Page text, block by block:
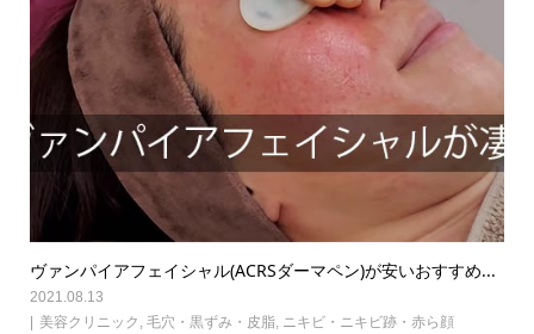
ヴァンパイアフェイシャル(ACRSダーマペン)が安いおすすめ...
2021.08.13
美容クリニック 毛穴・黒ずみ・皮脂, ニキビ・ニキビ跡・赤ら顔